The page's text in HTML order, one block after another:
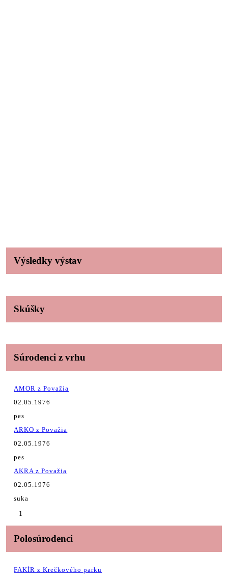
Výsledky výstav
Skúšky
Súrodenci z vrhu
AMOR z Považia
02.05.1976
pes
ARKO z Považia
02.05.1976
pes
AKRA z Považia
02.05.1976
suka
1
Polosúrodenci
FAKÍR z Krečkového parku